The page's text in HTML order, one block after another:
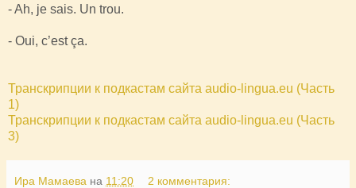
- Ah, je sais. Un trou.
- Oui, c’est ça.
Транскрипции к подкастам сайта audio-lingua.eu (Часть
1)
Транскрипции к подкастам сайта audio-lingua.eu (Часть
3)
Ира Мамаева на 11:20 2 комментария: